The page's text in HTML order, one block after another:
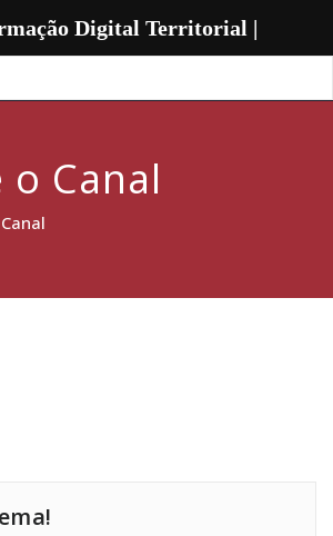
Canal
Digital Territorial |